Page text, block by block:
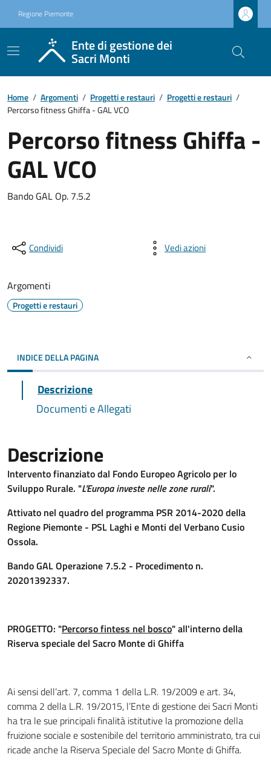
Regione Piemonte
Ente di gestione dei
Sacri Monti
Home / Argomenti / Progetti e restauri / Progetti e restauri /
Percorso fitness Ghiffa - GAL VCO
Percorso fitness Ghiffa -
GAL VCO
Bando GAL Op. 7.5.2
Condividi Vedi azioni
Argomenti
Progetti e restauri
INDICE DELLA PAGINA
Descrizione
Documenti e Allegati
Descrizione
Intervento finanziato dal Fondo Europeo Agricolo per lo
Sviluppo Rurale. "L'Europa investe nelle zone rurali".
Attivato nel quadro del programma PSR 2014-2020 della
Regione Piemonte - PSL Laghi e Monti del Verbano Cusio
Ossola.
Bando GAL Operazione 7.5.2 - Procedimento n.
20201392337.
PROGETTO: "Percorso fintess nel bosco" all'interno della
Riserva speciale del Sacro Monte di Ghiffa
Ai sensi dell’art. 7, comma 1 della L.R. 19/2009 e art. 34,
comma 2 della L.R. 19/2015, l’Ente di gestione dei Sacri Monti
ha tra le sue principali finalità istitutive la promozione della
fruizione sociale e sostenibile del territorio amministrato, tra cui
ricade anche la Riserva Speciale del Sacro Monte di Ghiffa.